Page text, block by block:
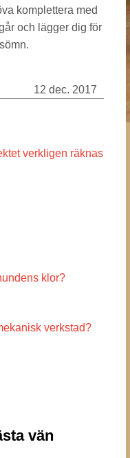
komplettera med
och lägger dig för
12 dec. 2017
verkligen räknas
klor?
verkstad?
vän